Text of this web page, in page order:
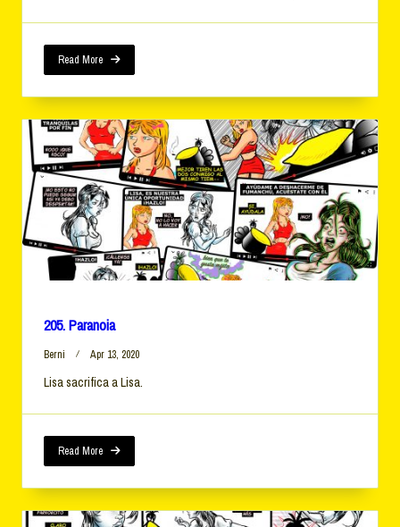
Read More
205. Paranoia
Berni Apr 13, 2020
Lisa sacrifica a Lisa.
Read More